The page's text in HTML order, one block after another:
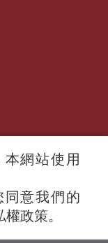
網站使用
同意我們的
權政策。